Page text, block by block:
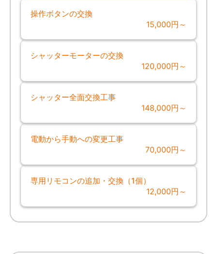
操作ボタンの交換
15,000円～
シャッターモーターの交換
120,000円～
シャッター全面交換工事
148,000円～
電動から手動への変更工事
70,000円～
専用リモコンの追加・交換（1個）
12,000円～